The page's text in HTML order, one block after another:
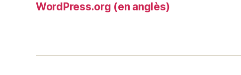
WordPress.org (en anglès)